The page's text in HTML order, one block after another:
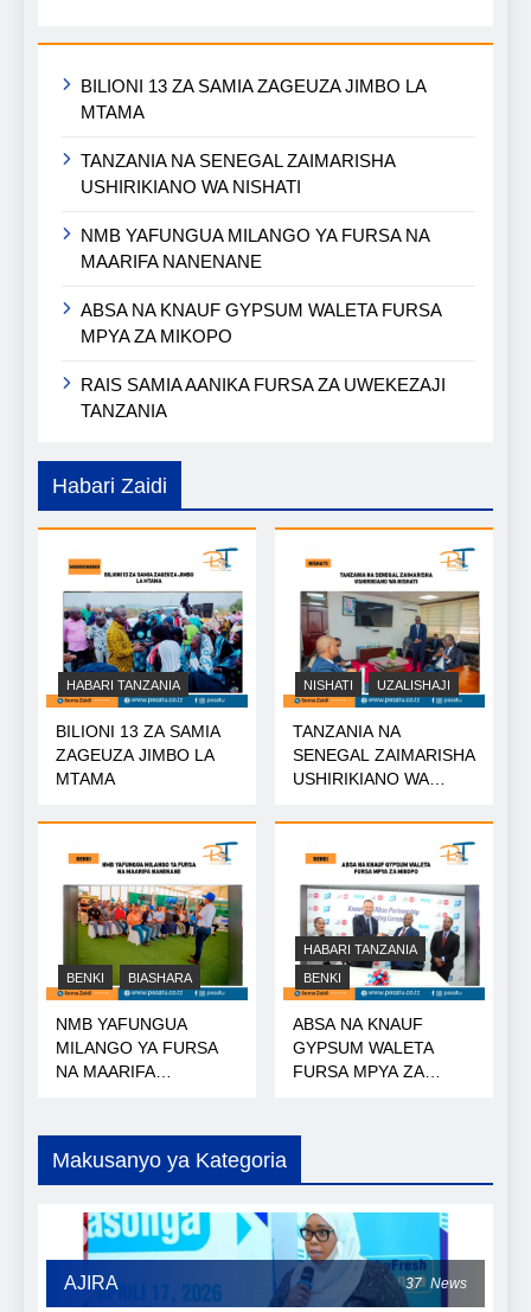
BILIONI 13 ZA SAMIA ZAGEUZA JIMBO LA
MTAMA
TANZANIA NA SENEGAL ZAIMARISHA
USHIRIKIANO WA NISHATI
NMB YAFUNGUA MILANGO YA FURSA NA
MAARIFA NANENANE
ABSA NA KNAUF GYPSUM WALETA FURSA
MPYA ZA MIKOPO
RAIS SAMIA AANIKA FURSA ZA UWEKEZAJI
TANZANIA
Habari Zaidi
HABARI TANZANIA
BILIONI 13 ZA SAMIA
ZAGEUZA JIMBO LA
MTAMA
NISHATI UZALISHAJI
TANZANIA NA
SENEGAL ZAIMARISHA
USHIRIKIANO WA
BENKI BIASHARA
NMB YAFUNGUA
MILANGO YA FURSA
NA MAARIFA
HABARI TANZANIA
BENKI
ABSA NA KNAUF
GYPSUM WALETA
FURSA MPYA ZA
Makusanyo ya Kategoria
AJIRA 37 News